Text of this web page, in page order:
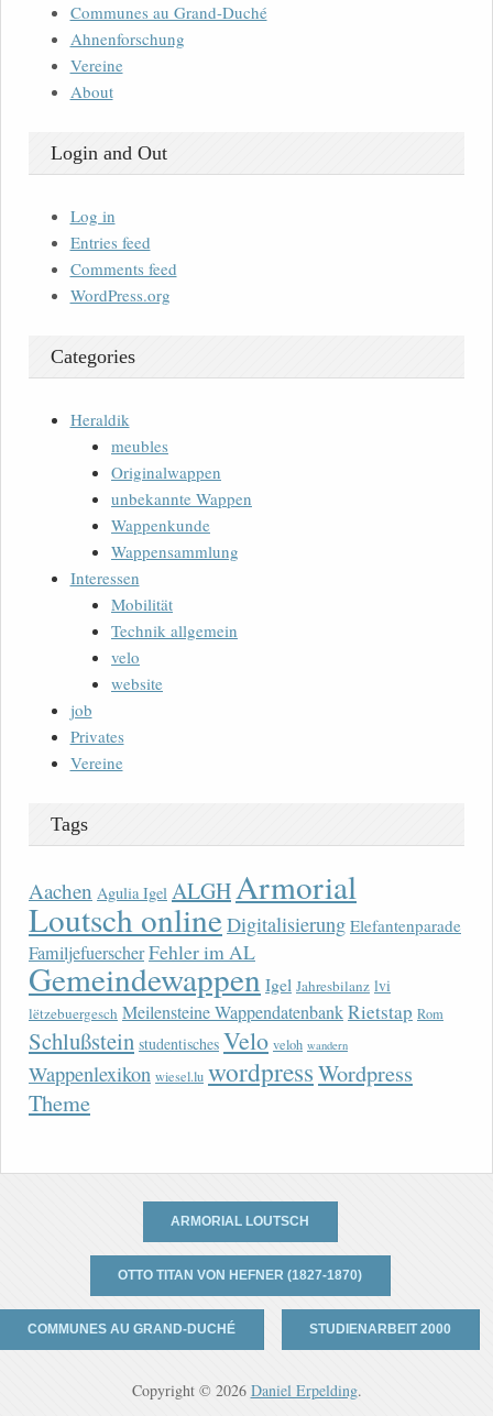
Communes au Grand-Duché
Ahnenforschung
Vereine
About
Login and Out
Log in
Entries feed
Comments feed
WordPress.org
Categories
Heraldik
meubles
Originalwappen
unbekannte Wappen
Wappenkunde
Wappensammlung
Interessen
Mobilität
Technik allgemein
velo
website
job
Privates
Vereine
Tags
Aachen Agulia Igel ALGHArmorial
Loutsch onlineDigitalisierung Elefantenparade
FamiljefuerscherFehler im AL
Gemeindewappen Igel Jahresbilanz lvi
lëtzebuergesch Meilensteine WappendatenbankRietstap Rom
Schlußstein studentisches Velo veloh wandern
Wappenlexikon wiesel.lu wordpressWordpress
Theme
ARMORIAL LOUTSCH
OTTO TITAN VON HEFNER (1827-1870)
COMMUNES AU GRAND-DUCHÉ STUDIENARBEIT 2000
Copyright © 2026 Daniel Erpelding.